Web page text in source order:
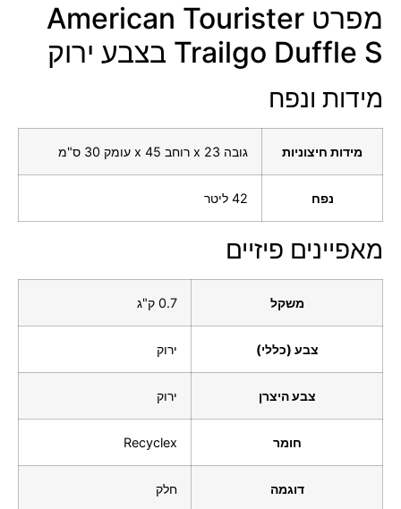
מפרט American Tourister
Trailgo Duffle S בצבע ירוק
מידות ונפח
מידות חיצוניות גובה 23 x רוחב 45 x עומק 30 ס"מ
נפח 42 ליטר
מאפיינים פיזיים
משקל 0.7 ק"ג
צבע (כללי) ירוק
צבע היצרן ירוק
חומר Recyclex
דוגמה חלק